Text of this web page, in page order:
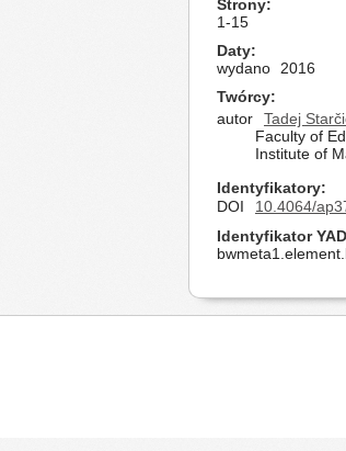
Strony
1-15
Daty
wydano
2016
Twórcy
autor
Tadej
Faculty of
Institute of
Identyfikatory
DOI
10.4064/
Identyfikator